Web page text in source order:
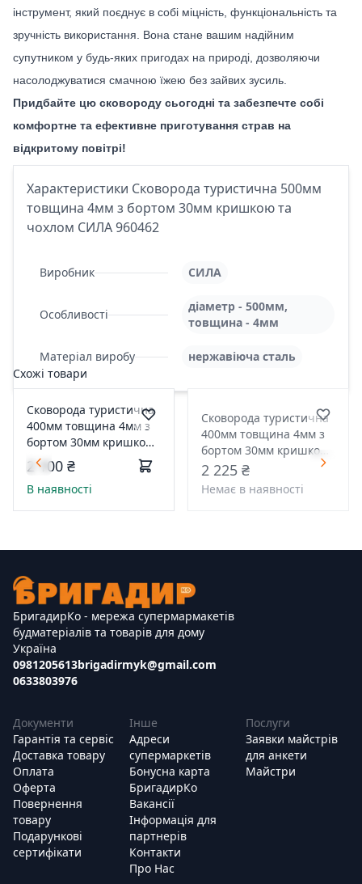
інструмент, який поєднує в собі міцність, функціональність та
зручність використання. Вона стане вашим надійним
супутником у будь-яких пригодах на природі, дозволяючи
насолоджуватися смачною їжею без зайвих зусиль.
Придбайте цю сковороду сьогодні та забезпечте собі
комфортне та ефективне приготування страв на
відкритому повітрі!
Характеристики Сковорода туристична 500мм
товщина 4мм з бортом 30мм кришкою та
чохлом СИЛА 960462
Виробник СИЛА
Особливості
діаметр - 500мм,
товщина - 4мм
Матеріал виробу
нержавіюча сталь
Схожі товари
Сковорода туристична
400мм товщина 4мм з
бортом 30мм кришкою
та чохлом СИЛА 960461
2 100 ₴
В наявності
Сковорода туристична
400мм товщина 4мм з
бортом 30мм кришкою
та чохлом (СИЛА)
2 225 ₴
Немає в наявності
БригадирКо - мережа супермармакетів
будматеріалів та товарів для дому
Україна
0981205613
0633803976
brigadirmyk@gmail.com
Документи
Гарантія та сервіс
Доставка товару
Оплата
Оферта
Повернення
товару
Подарункові
сертифікати
Інше
Адреси
супермаркетів
Бонусна карта
БригадирКо
Вакансії
Інформація для
партнерів
Контакти
Про Нас
Послуги
Заявки майстрів
для анкети
Майстри